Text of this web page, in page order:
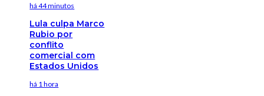
há 44 minutos
Lula culpa Marco
Rubio por
conflito
comercial com
Estados Unidos
há 1 hora